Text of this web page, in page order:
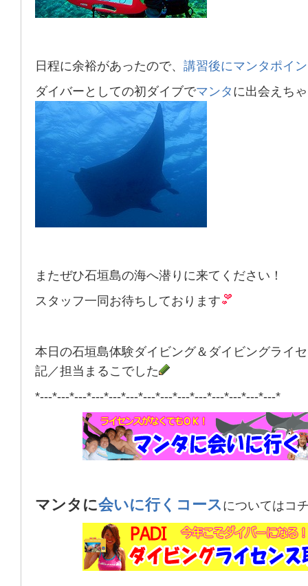
日程に余裕があったので、 講習後にマンタポイ
ダイバーとしての初ダイブでマンタ に出会えち
またぜひ石垣島の海へ潜りに来てください！
スタッフ一同お待ちしております
本日の石垣島体験ダイビング＆ダイビングライ
記／担当まるこでした
*---*---*---*---*---*---*---*---*---*---*---*---*---*---*
マンタに会いに行くコース についてはコ